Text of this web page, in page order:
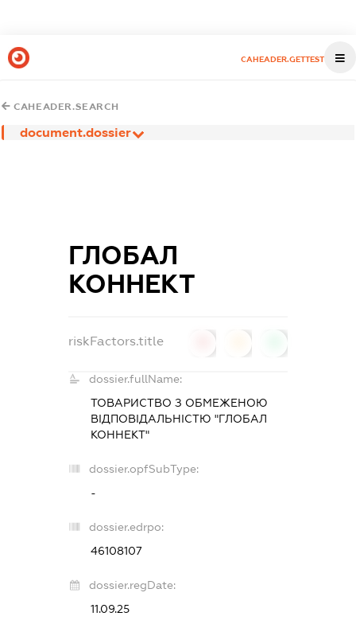
CAHEADER.GETTEST
CAHEADER.SEARCH
document.dossier
ГЛОБАЛ
КОННЕКТ
riskFactors.title
dossier.fullName:
ТОВАРИСТВО З ОБМЕЖЕНОЮ
ВІДПОВІДАЛЬНІСТЮ "ГЛОБАЛ
КОННЕКТ"
dossier.opfSubType:
-
dossier.edrpo:
46108107
dossier.regDate:
11.09.25